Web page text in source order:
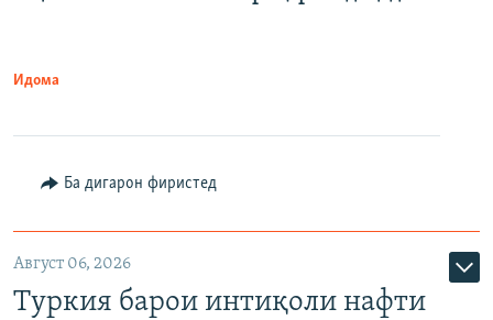
Идома
Ба дигарон фиристед
Август 06, 2026
Туркия барои интиқоли нафти